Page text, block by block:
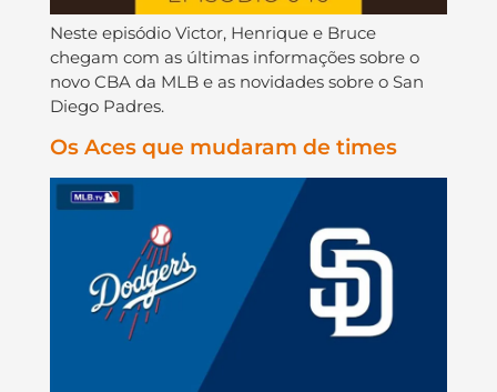
Neste episódio Victor, Henrique e Bruce
chegam com as últimas informações sobre o
novo CBA da MLB e as novidades sobre o San
Diego Padres.
Os Aces que mudaram de times